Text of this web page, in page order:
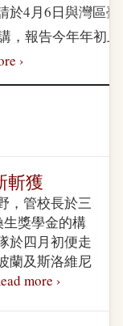
於4月6日與灣區
，報告今年年初
›
斬獲
，管校長於三
生獎學金的構
於四月初便走
蘭及斯洛維尼
more ›